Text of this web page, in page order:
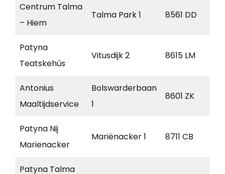
Centrum Talma
– Hiem
Talma Park 1 8561 DD
Patyna
Teatskehûs
Vitusdijk 2 8615 LM
Antonius
Maaltijdservice
Bolswarderbaan
1
8601 ZK
Patyna Nij
Marienacker
Mariënacker 1 8711 CB
Patyna Talma